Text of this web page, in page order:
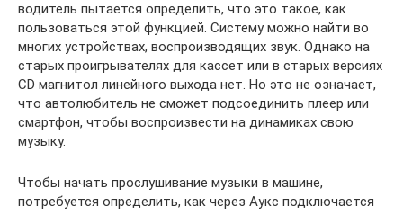
водитель пытается определить, что это такое, как
пользоваться этой функцией. Систему можно найти во
многих устройствах, воспроизводящих звук. Однако на
старых проигрывателях для кассет или в старых версиях
CD магнитол линейного выхода нет. Но это не означает,
что автолюбитель не сможет подсоединить плеер или
смартфон, чтобы воспроизвести на динамиках свою
музыку.
Чтобы начать прослушивание музыки в машине,
потребуется определить, как через Аукс подключается